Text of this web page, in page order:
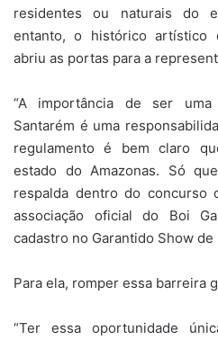
residentes ou naturais do
entanto, o histórico artístico
abriu as portas para a
“A importância de ser
Santarém é uma
regulamento é bem claro
estado do Amazonas. Só
respalda dentro do
associação oficial do Boi
cadastro no Garantido Show de
Para ela, romper essa barreira
“Ter essa oportunidade